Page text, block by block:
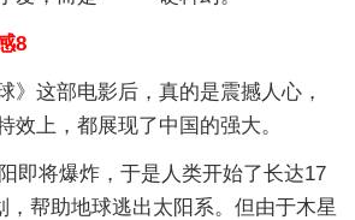
8
》这部电影后，真的是震撼人心，
效上，都展现了中国的强大。
即将爆炸，于是人类开始了长达17
，帮助地球逃出太阳系。但由于木星